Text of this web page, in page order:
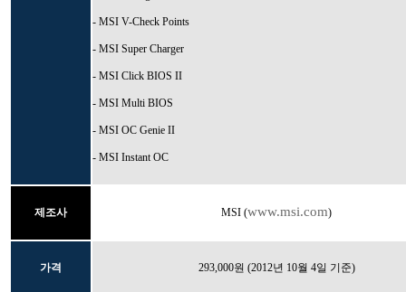
- MSI V-Check Points
- MSI Super Charger
- MSI Click BIOS II
- MSI Multi BIOS
- MSI OC Genie II
- MSI Instant OC
제조사 MSI (www.msi.com)
가격 293,000원 (2012년 10월 4일 기준)